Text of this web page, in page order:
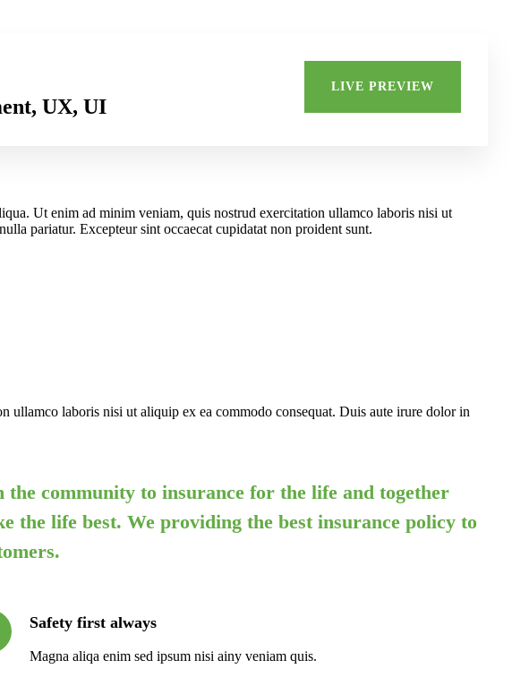
UX, UI
LIVE PREVIEW
Ut enim ad minim veniam, quis nostrud exercitation ullamco laboris nisi ut
pariatur. Excepteur sint occaecat cupidatat non proident sunt.
ullamco laboris nisi ut aliquip ex ea commodo consequat. Duis aute irure dolor in
the community to insurance for the life and together
the life best. We providing the best insurance policy to
Safety first always
Magna aliqa enim sed ipsum nisi ainy veniam quis.